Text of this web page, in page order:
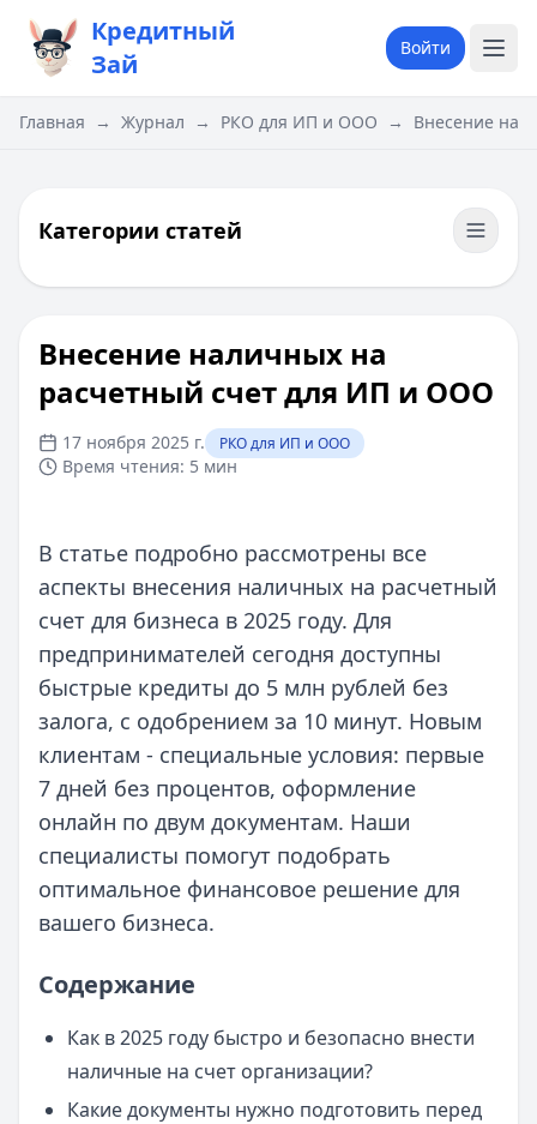
Кредитный
Зай
Войти
Главная → Журнал → РКО для ИП и ООО → Внесение
Категории статей
Внесение наличных на
расчетный счет для ИП и ООО
17 ноября 2025 г. РКО для ИП и ООО
Время чтения: 5 мин
В статье подробно рассмотрены все
аспекты внесения наличных на расчетный
счет для бизнеса в 2025 году. Для
предпринимателей сегодня доступны
быстрые кредиты до 5 млн рублей без
залога, с одобрением за 10 минут. Новым
клиентам - специальные условия: первые
7 дней без процентов, оформление
онлайн по двум документам. Наши
специалисты помогут подобрать
оптимальное финансовое решение для
вашего бизнеса.
Содержание
Как в 2025 году быстро и безопасно внести
наличные на счет организации?
Какие документы нужно подготовить перед